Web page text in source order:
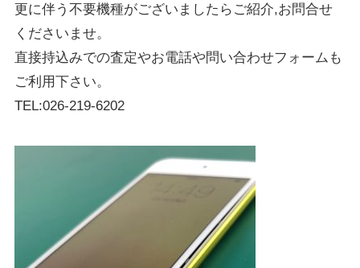
更に伴う不要機種がございましたらご紹介,お問合せ
くださいませ。
直接持込みでの査定やお電話や問い合わせフォームも
ご利用下さい。
TEL:026-219-6202